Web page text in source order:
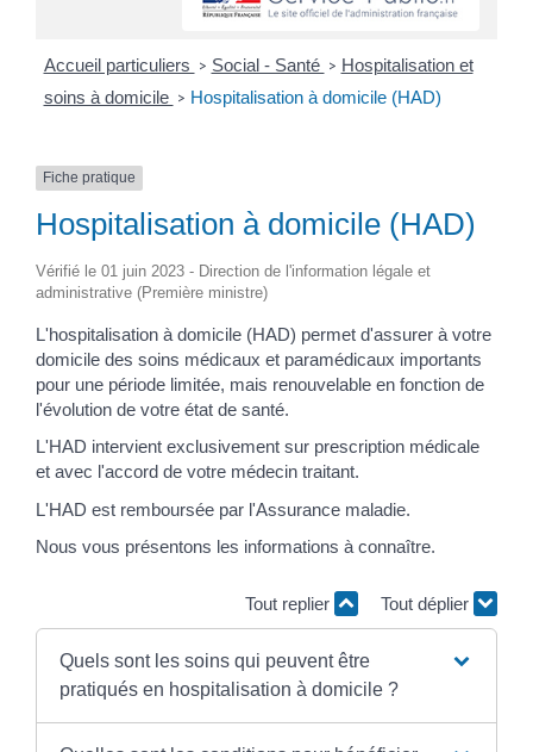
Accueil particuliers > Social - Santé > Hospitalisation et
soins à domicile > Hospitalisation à domicile (HAD)
Fiche pratique
Hospitalisation à domicile (HAD)
Vérifié le 01 juin 2023 - Direction de l'information légale et
administrative (Première ministre)
L'hospitalisation à domicile (HAD) permet d'assurer à votre
domicile des soins médicaux et paramédicaux importants
pour une période limitée, mais renouvelable en fonction de
l'évolution de votre état de santé.
L'HAD intervient exclusivement sur prescription médicale
et avec l'accord de votre médecin traitant.
L'HAD est remboursée par l'Assurance maladie.
Nous vous présentons les informations à connaître.
Tout replier Tout déplier
Quels sont les soins qui peuvent être
pratiqués en hospitalisation à domicile ?